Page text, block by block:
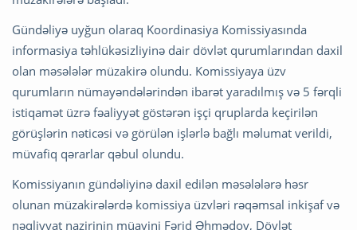
Gündəliyə uyğun olaraq Koordinasiya Komissiyasında
informasiya təhlükəsizliyinə dair dövlət qurumlarından daxil
olan məsələlər müzakirə olundu. Komissiyaya üzv
qurumların nümayəndələrindən ibarət yaradılmış və 5 fərqli
istiqamət üzrə fəaliyyət göstərən işçi qruplarda keçirilən
görüşlərin nəticəsi və görülən işlərlə bağlı məlumat verildi,
müvafiq qərarlar qəbul olundu.
Komissiyanın gündəliyinə daxil edilən məsələlərə həsr
olunan müzakirələrdə komissiya üzvləri rəqəmsal inkişaf və
nəqliyyat nazirinin müavini Fərid Əhmədov, Dövlət